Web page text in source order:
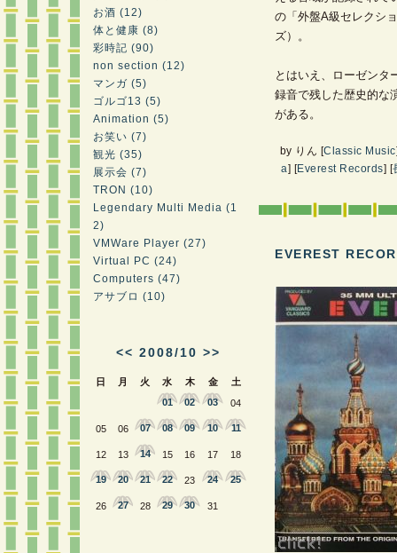
お酒 (12)
体と健康 (8)
彩時記 (90)
non section (12)
マンガ (5)
ゴルゴ13 (5)
Animation (5)
お笑い (7)
観光 (35)
展示会 (7)
TRON (10)
Legendary Multi Media (1
2)
VMWare Player (27)
Virtual PC (24)
Computers (47)
アサブロ (10)
<< 2008/10 >>
日 月 火 水 木 金
土
01
02 03 04
05 06 07 08 09 10 11
12 13 14 15 16 17 18
19 20 21 22 23 24 25
26 27 28 29 30 31
の「外盤A級セレクシ
ズ）。
とはいえ、ローゼンタ
録音で残した歴史的な
がある。
by りん [Classic Music
a] [Everest Records] [
EVEREST